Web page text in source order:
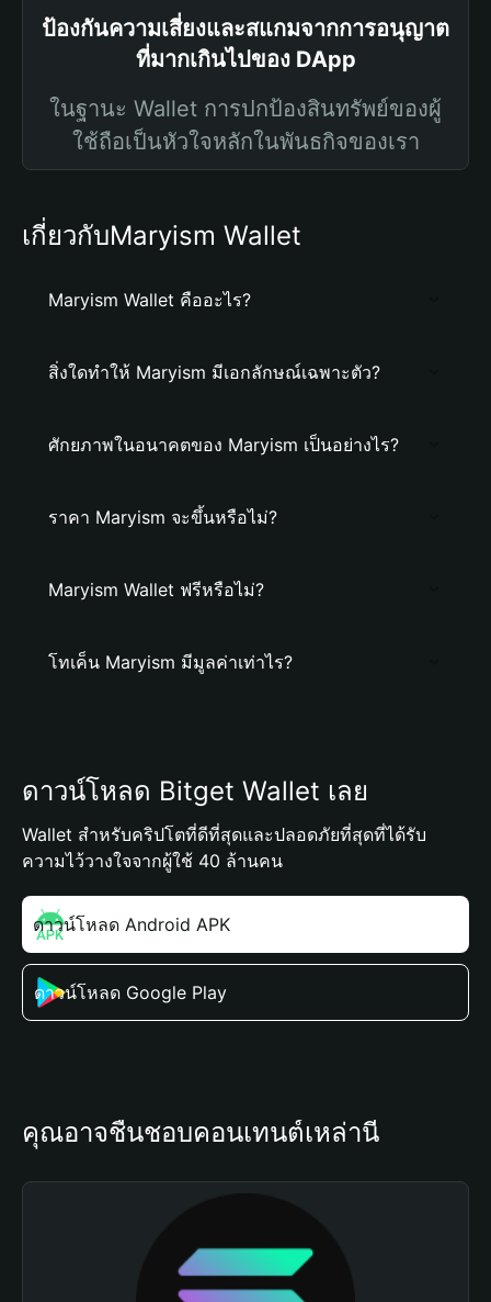
ป้องกันความเสี่ยงและสแกมจากการอนุญาต
ที่มากเกินไปของ DApp
ในฐานะ Wallet การปกป้องสินทรัพย์ของผู้
ใช้ถือเป็นหัวใจหลักในพันธกิจของเรา
เกี่ยวกับMaryism Wallet
Maryism Wallet คืออะไร?
สิ่งใดทำให้ Maryism มีเอกลักษณ์เฉพาะตัว?
ศักยภาพในอนาคตของ Maryism เป็นอย่างไร?
ราคา Maryism จะขึ้นหรือไม่?
Maryism Wallet ฟรีหรือไม่?
โทเค็น Maryism มีมูลค่าเท่าไร?
ดาวน์โหลด Bitget Wallet เลย
Wallet สำหรับคริปโตที่ดีที่สุดและปลอดภัยที่สุดที่ได้รับ
ความไว้วางใจจากผู้ใช้ 40 ล้านคน
ดาวน์โหลด Android APK
ดาวน์โหลด Google Play
คุณอาจชื่นชอบคอนเทนต์เหล่านี้